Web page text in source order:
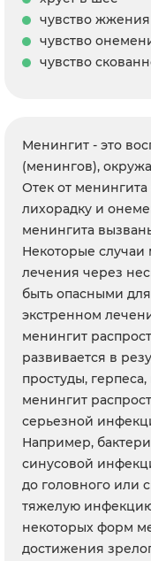
чувство
чувство
чувство
Менингит - это
(менингов),
Отек от
лихорадку и
менингита
Некоторые
лечения через
быть опасными
экстренном
менингит
развивается в
простуды,
менингит
серьезной
Например,
синусовой
до головного или
тяжелую
некоторых форм
достижения